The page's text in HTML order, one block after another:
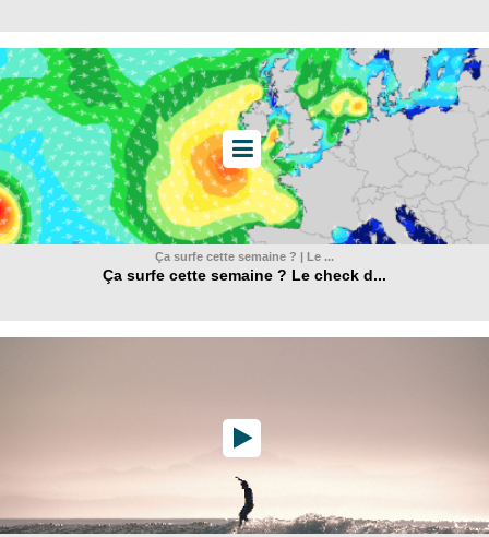
Ça surfe cette semaine ? | Le ...
Ça surfe cette semaine ? Le check d...